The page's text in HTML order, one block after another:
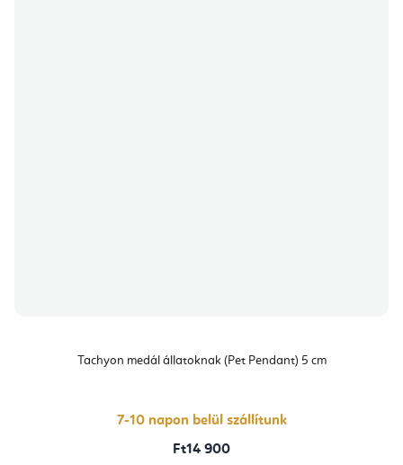
Tachyon medál állatoknak (Pet Pendant) 5 cm
7-10 napon belül szállítunk
Ft14 900